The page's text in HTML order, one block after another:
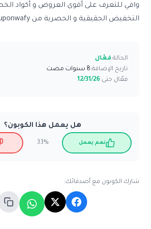
وافي للتعرف على أقوى العروض و أكواد
التخفيض الحقيقية و الحصرية من Couponwafy
الحالة:فعّال
تاريخ الإضافة:8 سنوات مضت
فعّال حتى:12/31/26
هل يعمل هذا الكوبون؟
نعم يعمل 33%
شارك الكوبون مع أصدقائك: